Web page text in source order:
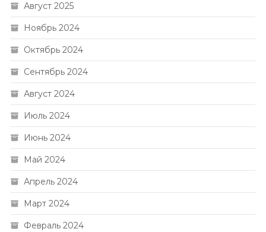
Август 2025
Ноябрь 2024
Октябрь 2024
Сентябрь 2024
Август 2024
Июль 2024
Июнь 2024
Май 2024
Апрель 2024
Март 2024
Февраль 2024